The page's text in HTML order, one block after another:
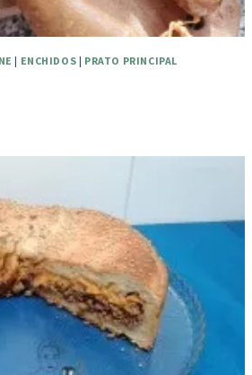
| ENCHIDOS | PRATO PRINCIPAL